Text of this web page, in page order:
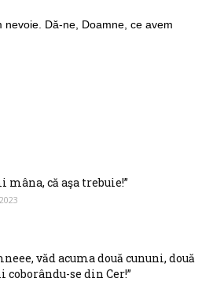
nevoie. Dă-ne, Doamne, ce avem
mâna, că aşa trebuie!”
văd acuma două cununi, două
coborându-se din Cer!”